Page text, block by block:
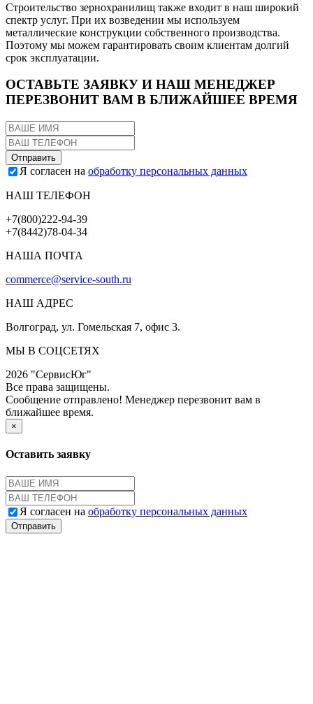
Строительство зернохранилищ также входит в наш широкий
спектр услуг. При их возведении мы используем
металлические конструкции собственного производства.
Поэтому мы можем гарантировать своим клиентам долгий
срок эксплуатации.
ОСТАВЬТЕ ЗАЯВКУ И НАШ МЕНЕДЖЕР
ПЕРЕЗВОНИТ ВАМ В БЛИЖАЙШЕЕ ВРЕМЯ
Я согласен на обработку персональных данных
НАШ ТЕЛЕФОН
+7(800)222-94-39
+7(8442)78-04-34
НАША ПОЧТА
commerce@service-south.ru
НАШ АДРЕС
Волгоград, ул. Гомельская 7, офис 3.
МЫ В СОЦСЕТЯХ
2026 "СервисЮг"
Все права защищены.
Сообщение отправлено! Менеджер перезвонит вам в
ближайшее время.
×
Оставить заявку
Я согласен на обработку персональных данных